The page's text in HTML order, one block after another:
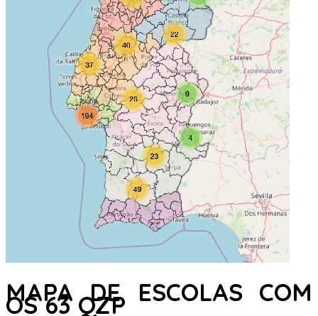
MAPA DE ESCOLAS COM
OS 63 QZP